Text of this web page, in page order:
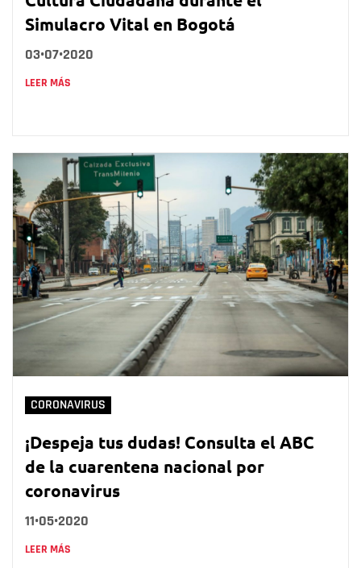
Simulacro Vital en Bogotá
03•07•2020
LEER MÁS
CORONAVIRUS
¡Despeja tus dudas! Consulta el ABC
de la cuarentena nacional por
coronavirus
11•05•2020
LEER MÁS